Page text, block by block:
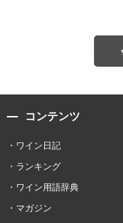
コンテンツ
ワイン日記
ランキング
ワイン用語辞典
マガジン